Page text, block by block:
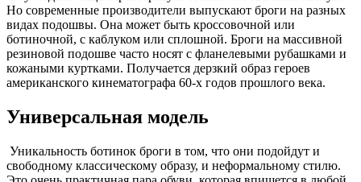
Но современные производители выпускают броги на разных
видах подошвы. Она может быть кроссовочной или
ботиночной, с каблуком или сплошной. Броги на массивной
резиновой подошве часто носят с фланелевыми рубашками и
кожаными куртками. Получается дерзкий образ героев
американского кинематографа 60-х годов прошлого века.
Универсальная модель
Уникальность ботинок броги в том, что они подойдут и
свободному классическому образу, и неформальному стилю.